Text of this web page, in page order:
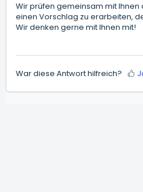
Wir prüfen gemeinsam mit Ihnen
einen Vorschlag zu erarbeiten,
Wir denken gerne mit Ihnen mit!
War diese Antwort hilfreich?